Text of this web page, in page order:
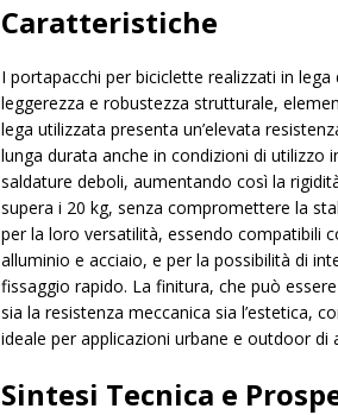
Caratteristiche
I portapacchi per biciclette realizzati in
leggerezza e robustezza strutturale,
lega utilizzata presenta un’elevata
lunga durata anche in condizioni di utilizzo
saldature deboli, aumentando così la
supera i 20 kg, senza compromettere la
per la loro versatilità, essendo compatibili
alluminio e acciaio, e per la possibilità di
fissaggio rapido. La finitura, che può
sia la resistenza meccanica sia l’estetica,
ideale per applicazioni urbane e outdoor di
Sintesi Tecnica e